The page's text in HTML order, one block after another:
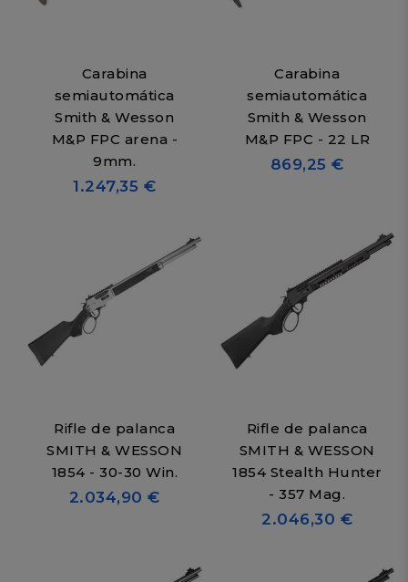
Carabina
semiautomática
Smith & Wesson
M&P FPC arena -
9mm.
1.247,35 €
Carabina
semiautomática
Smith & Wesson
M&P FPC - 22 LR
869,25 €
Rifle de palanca
SMITH & WESSON
1854 - 30-30 Win.
2.034,90 €
Rifle de palanca
SMITH & WESSON
1854 Stealth Hunter
- 357 Mag.
2.046,30 €